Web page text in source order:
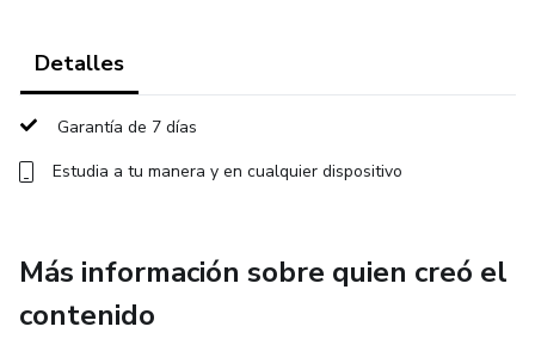
Detalles
Garantía de 7 días
Estudia a tu manera y en cualquier dispositivo
Más información sobre quien creó el
contenido